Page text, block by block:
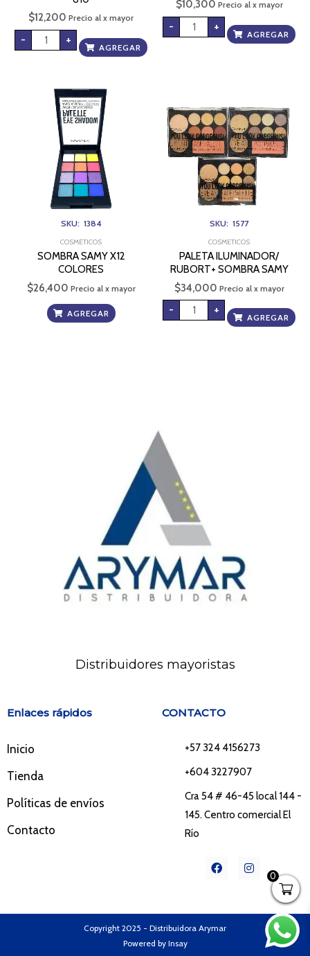
$12,200 Precio al x mayor
- +
AGREGAR
$10,300 Precio al x mayor
- +
AGREGAR
SKU: 1384
COSMETICOS
SOMBRA SAMY X12
COLORES
$26,400 Precio al x mayor
AGREGAR
SKU: 1577
COSMETICOS
PALETA ILUMINADOR/
RUBORT+ SOMBRA SAMY
$34,000 Precio al x mayor
-
SOMBRA
SAMY
cantidad
+
AGREGAR
Distribuidores mayoristas
Enlaces rápidos
Inicio
Tienda
Políticas de envíos
Contacto
CONTACTO
+57 324 4156273
+604 3227907
Cra 54 # 46-45 local 144 -
145. Centro comercial El
Río
F
a
o
o
I
n
g
Copyright 2025 - Distribuidora Arymar
Powered by Insay
0